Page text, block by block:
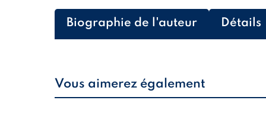
Biographie de l'auteur Détails
Vous aimerez également